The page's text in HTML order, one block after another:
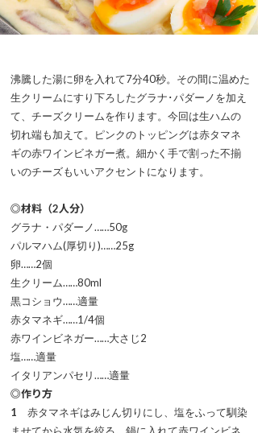
沸騰した湯に卵を入れて7分40秒。その間に温めた
生クリームにすり下ろしたグラナ･パダーノを加え
て、チーズクリームを作ります。今回は生ハムの
切れ端も加えて。ピンクのトッピングは赤タマネ
ギの赤ワインビネガー煮。細かく手で割った不揃
いのチーズもいいアクセントになります。
◎材料（2人分）
グラナ・パダーノ……50g
パルマハム(厚切り)……25g
卵……2個
生クリーム……80ml
黒コショウ……適量
赤タマネギ……1/4個
赤ワインビネガー……大さじ2
塩……適量
イタリアンパセリ……適量
◎作り方
1 赤タマネギはみじん切りにし、塩をふって馴染
ませてから水気を絞る。鍋に入れて赤ワインビネ